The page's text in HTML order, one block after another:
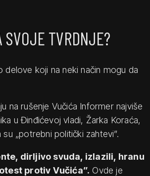
SVOJE TVRDNJE?
koji na neki način mogu da
na rušenje Vučića Informer najviše
u Đinđićevoj vladi, Žarka Koraća,
„potrebni politički zahtevi”.
dirljivo svuda, izlazili, hranu
protiv Vučića”. Ovde je